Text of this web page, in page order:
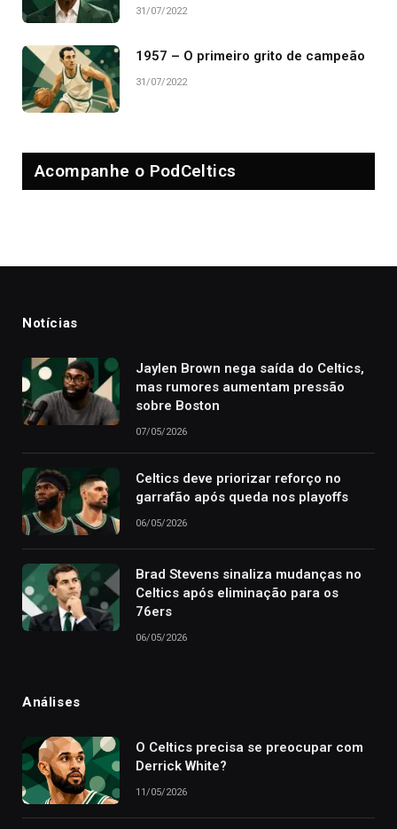
31/07/2022
1957 – O primeiro grito de campeão
31/07/2022
Acompanhe o PodCeltics
Notícias
Jaylen Brown nega saída do Celtics,
mas rumores aumentam pressão
sobre Boston
07/05/2026
Celtics deve priorizar reforço no
garrafão após queda nos playoffs
06/05/2026
Brad Stevens sinaliza mudanças no
Celtics após eliminação para os
76ers
06/05/2026
Análises
O Celtics precisa se preocupar com
Derrick White?
11/05/2026